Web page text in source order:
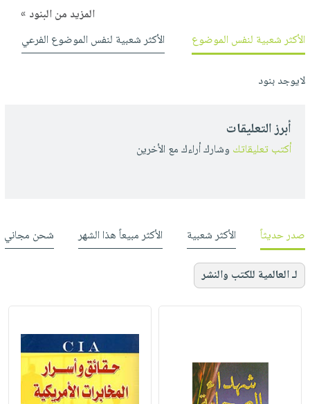
المزيد من البنود »
الأكثر شعبية لنفس الموضوع
الأكثر شعبية لنفس الموضوع الفرعي
لايوجد بنود
أبرز التعليقات
أكتب تعليقاتك وشارك أراءك مع الأخرين
صدر حديثاً الأكثر شعبية الأكثر مبيعاً هذا الشهر شحن مجاني
لـ العالمية للكتب والنشر